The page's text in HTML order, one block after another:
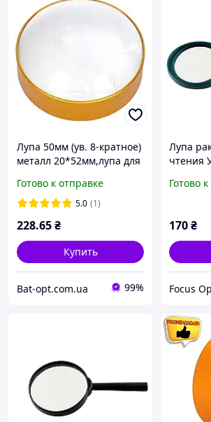
Лупа 50мм (ув. 8-кратное)
металл 20*52мм,лупа для
рукоделия
Готово к отправке
5.0 (1)
228.65₴
Купить
Bat-opt.com.ua 99%
Лупа
чтения
лупа
Готово
170₴
Focus